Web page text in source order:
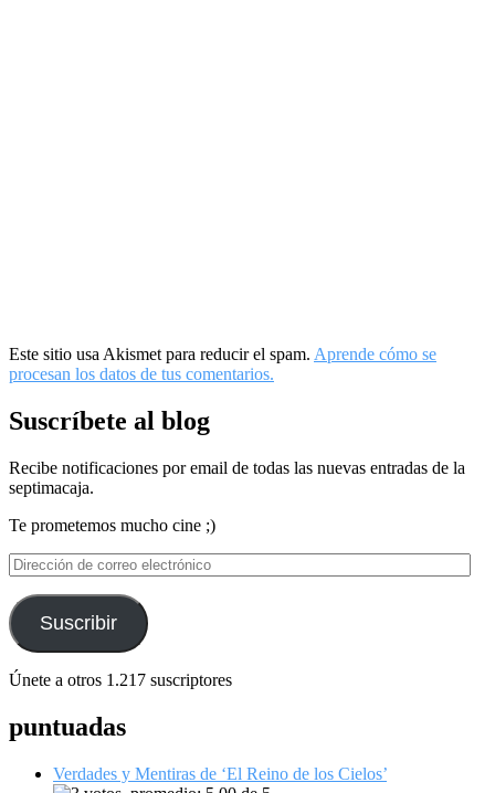
Este sitio usa Akismet para reducir el spam. Aprende cómo se
procesan los datos de tus comentarios.
Suscríbete al blog
Recibe notificaciones por email de todas las nuevas entradas de la
septimacaja.
Te prometemos mucho cine ;)
Dirección
de
correo
electrónico
Suscribir
Únete a otros 1.217 suscriptores
puntuadas
Verdades y Mentiras de ‘El Reino de los Cielos’